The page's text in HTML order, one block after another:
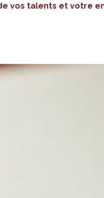
vos talents et votre